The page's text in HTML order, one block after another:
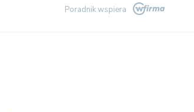
Poradnik wspiera